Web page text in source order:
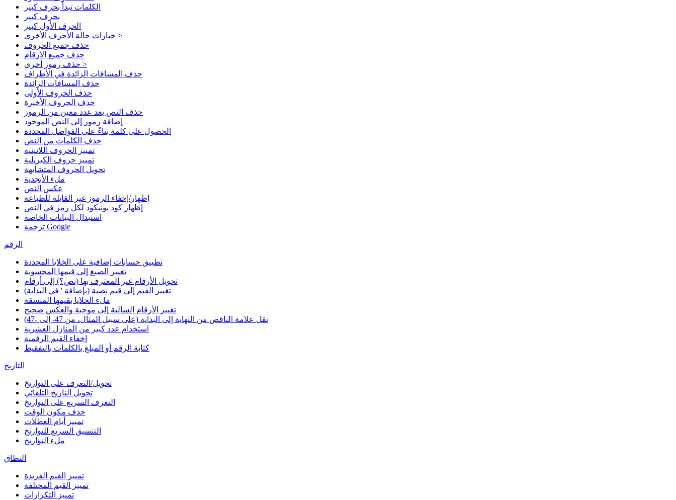
الكلمات تبدأ بحرف كبير
بحرف كبير
الحرف الأول كبير
خيارات حالة الأحرف الأخرى >
حذف جميع الحروف
حذف جميع الأرقام
حذف رموز أخرى >
حذف المسافات الزائدة في الأطراف
حذف المسافات الزائدة
حذف الحروف الأولى
حذف الحروف الأخيرة
حذف النص بعد عدد معين من الرموز
إضافة رموز إلى النص الموجود
الحصول على كلمة بناءً على الفواصل المحددة
حذف الكلمات من النص
تمييز الحروف اللاتينية
تمييز حروف الكيريلية
تحويل الحروف المتشابهة
ملء الأبجدية
عكس النص
إظهار/إخفاء الرموز غير القابلة للطباعة
إظهار كود يونيكود لكل رمز في النص
استبدال البيانات الخاصة
ترجمة Google
الرقم
تطبيق حسابات إضافية على الخلايا المحددة
تغيير الصيغ إلى قيمها المحسوبة
تحويل الأرقام غير المعترف بها (نص؟) إلى أرقام
تغيير القيم إلى قيم نصية (بإضافة ' في البداية)
ملء الخلايا بقيمها المنسقة
تغيير الأرقام السالبة إلى موجبة والعكس صحيح
نقل علامة الناقص من النهاية إلى البداية (على سبيل المثال، من 47- إلى -47)
استخدام عدد كبير من المنازل العشرية
إخفاء القيم الرقمية
كتابة الرقم أو المبلغ بالكلمات بالتفقيط
التاريخ
تحويل/التعرف على التواريخ
تحويل التاريخ التلقائي
التعرف السريع على التواريخ
حذف مكون الوقت
تمييز أيام العطلات
التنسيق السريع للتواريخ
ملء التواريخ
النطاق
تمييز القيم الفريدة
تمييز القيم المختلفة
تمييز التكرارات